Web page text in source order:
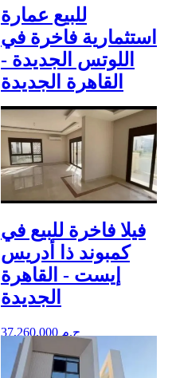
للبيع عمارة
استثمارية فاخرة في
اللوتس الجديدة -
القاهرة الجديدة
80,000,000 ج.م
27 April 2026
فيلا فاخرة للبيع في
كمبوند ذا أدريس
إيست - القاهرة
الجديدة
37,260,000 ج.م
15 April 2026